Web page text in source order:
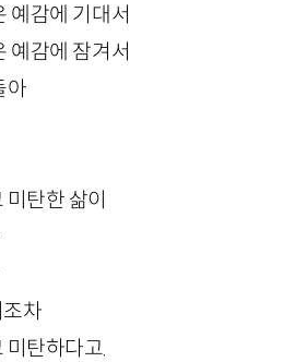
예감에 기대서
예감에 잠겨서
아
미탄한 삶이
차
미탄하다고.